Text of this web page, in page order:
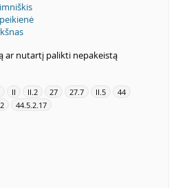
ar nutartį palikti nepakeistą
II II.2 27 27.7 II.5
44
44.5.2.17